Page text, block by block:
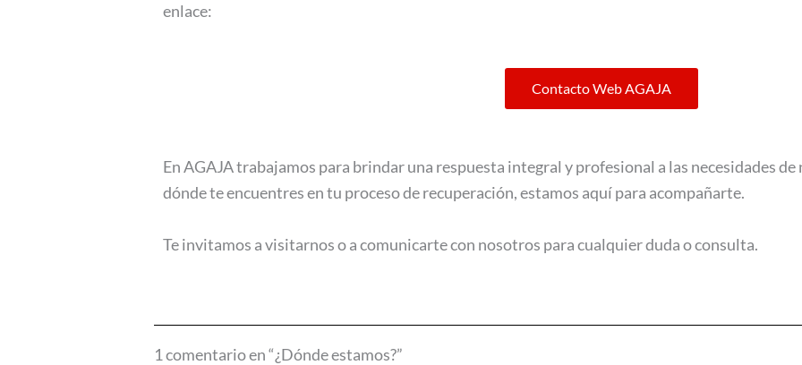
enlace:
Contacto Web AGAJA
En AGAJA trabajamos para brindar una respuesta integral y profesional a las necesidades
dónde te encuentres en tu proceso de recuperación, estamos aquí para acompañarte.
Te invitamos a visitarnos o a comunicarte con nosotros para cualquier duda o consulta.
1 comentario en “¿Dónde estamos?”